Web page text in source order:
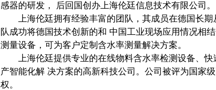
感器的研发， 后回国创办上海伦廷信息技术有限公司。
上海伦廷拥有经验丰富的团队，其成员在德国长
队成功将德国技术创新的和 中国工业现场应用情况相
测量设备，可为客户定制含水率测量解决方案。
上海伦廷提供专业的在线物料含水率检测设备、
产智能化解 决方案的高新科技公司。公司被评为国家
权。